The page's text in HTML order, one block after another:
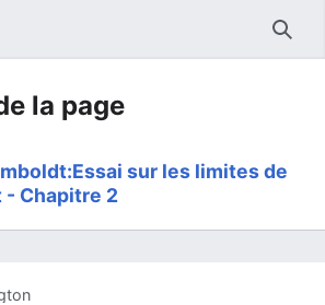
la page
sur les limites de
- Chapitre 2